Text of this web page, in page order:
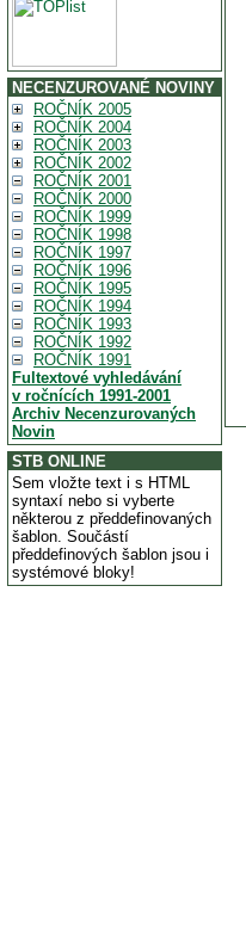
NECENZUROVANÉ NOVINY
ROČNÍK 2005
ROČNÍK 2004
ROČNÍK 2003
ROČNÍK 2002
ROČNÍK 2001
ROČNÍK 2000
ROČNÍK 1999
ROČNÍK 1998
ROČNÍK 1997
ROČNÍK 1996
ROČNÍK 1995
ROČNÍK 1994
ROČNÍK 1993
ROČNÍK 1992
ROČNÍK 1991
Fultextové vyhledávání
v ročnících 1991-2001
Archiv Necenzurovaných
Novin
STB ONLINE
Sem vložte text i s HTML
syntaxí nebo si vyberte
některou z předdefinovaných
šablon. Součástí
předdefinových šablon jsou i
systémové bloky!